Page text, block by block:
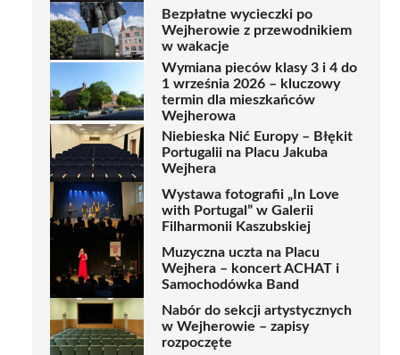
Bezpłatne wycieczki po
Wejherowie z przewodnikiem
w wakacje
Wymiana pieców klasy 3 i 4 do
1 września 2026 – kluczowy
termin dla mieszkańców
Wejherowa
Niebieska Nić Europy – Błękit
Portugalii na Placu Jakuba
Wejhera
Wystawa fotografii „In Love
with Portugal” w Galerii
Filharmonii Kaszubskiej
Muzyczna uczta na Placu
Wejhera – koncert ACHAT i
Samochodówka Band
Nabór do sekcji artystycznych
w Wejherowie – zapisy
rozpoczęte